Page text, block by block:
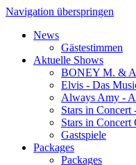
Navigation überspringen
News
Gästestimmen
Aktuelle Shows
BONEY M. &
Elvis - Das
Always Amy -
Stars in Concert
Stars in Concert
Gastspiele
Packages
Packages